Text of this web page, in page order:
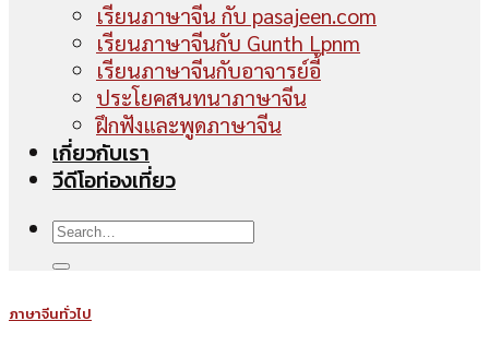
เรียนภาษาจีน กับ pasajeen.com
เรียนภาษาจีนกับ Gunth Lpnm
เรียนภาษาจีนกับอาจารย์อี้
ประโยคสนทนาภาษาจีน
ฝึกฟังและพูดภาษาจีน
เกี่ยวกับเรา
วีดีโอท่องเที่ยว
ภาษาจีนทั่วไป